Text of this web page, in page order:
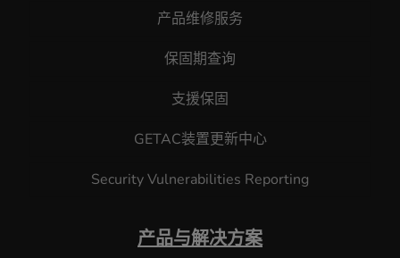
产品维修服务
保固期查询
支援保固
GETAC装置更新中心
Security Vulnerabilities Reporting
产品与解决方案